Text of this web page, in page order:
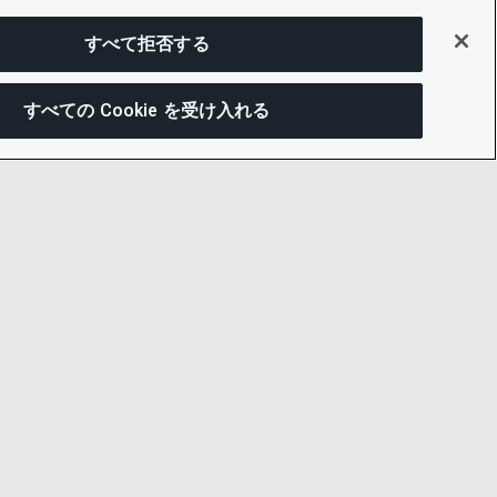
すべて拒否する
すべての Cookie を受け入れる